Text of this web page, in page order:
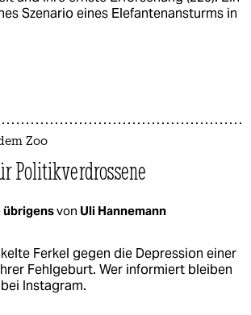
Szenario eines Elefantenansturms in
Zoo
Politik­verdrossene
übrigensvon Uli Hannemann
Ferkel gegen die Depression einer
Fehlgeburt. Wer informiert bleiben
Instagram.